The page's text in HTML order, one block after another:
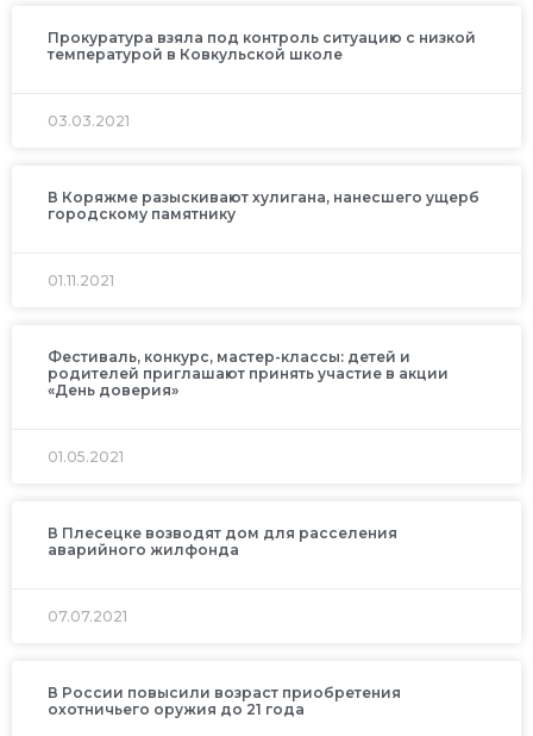
Прокуратура взяла под контроль ситуацию с низкой
температурой в Ковкульской школе
03.03.2021
В Коряжме разыскивают хулигана, нанесшего ущерб
городскому памятнику
01.11.2021
Фестиваль, конкурс, мастер-классы: детей и
родителей приглашают принять участие в акции
«День доверия»
01.05.2021
В Плесецке возводят дом для расселения
аварийного жилфонда
07.07.2021
В России повысили возраст приобретения
охотничьего оружия до 21 года